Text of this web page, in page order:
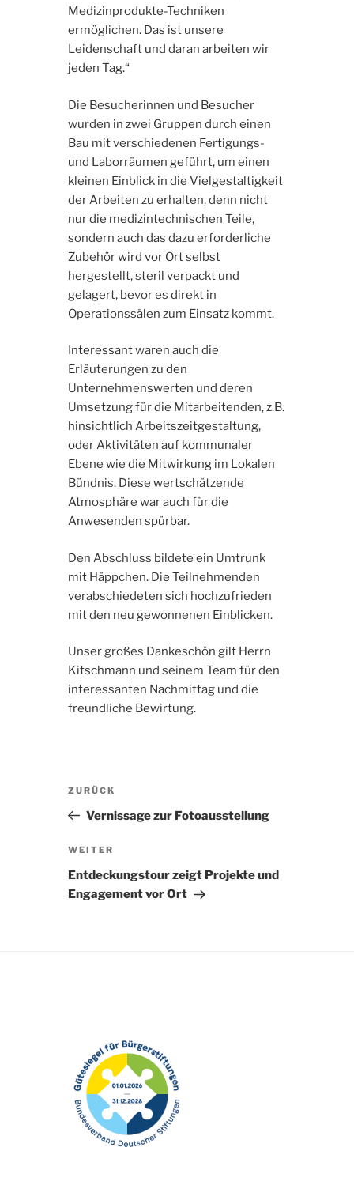
Medizinprodukte-Techniken
ermöglichen. Das ist unsere
Leidenschaft und daran arbeiten wir
jeden Tag.“
Die Besucherinnen und Besucher
wurden in zwei Gruppen durch einen
Bau mit verschiedenen Fertigungs-
und Laborräumen geführt, um einen
kleinen Einblick in die Vielgestaltigkeit
der Arbeiten zu erhalten, denn nicht
nur die medizintechnischen Teile,
sondern auch das dazu erforderliche
Zubehör wird vor Ort selbst
hergestellt, steril verpackt und
gelagert, bevor es direkt in
Operationssälen zum Einsatz kommt.
Interessant waren auch die
Erläuterungen zu den
Unternehmenswerten und deren
Umsetzung für die Mitarbeitenden, z.B.
hinsichtlich Arbeitszeitgestaltung,
oder Aktivitäten auf kommunaler
Ebene wie die Mitwirkung im Lokalen
Bündnis. Diese wertschätzende
Atmosphäre war auch für die
Anwesenden spürbar.
Den Abschluss bildete ein Umtrunk
mit Häppchen. Die Teilnehmenden
verabschiedeten sich hochzufrieden
mit den neu gewonnenen Einblicken.
Unser großes Dankeschön gilt Herrn
Kitschmann und seinem Team für den
interessanten Nachmittag und die
freundliche Bewirtung.
Beitragsnavigation
Vorheriger
Beitrag
ZURÜCK
Vernissage zur Fotoausstellung
Nächster
Beitrag
WEITER
Entdeckungstour zeigt Projekte und
Engagement vor Ort